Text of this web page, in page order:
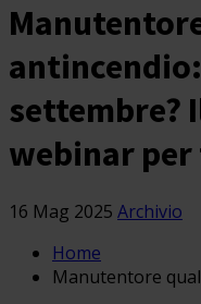
settembre?
webinar per
16 Mag 2025 Archivio
Home
Manutentore